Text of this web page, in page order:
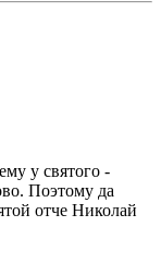
у святого -
Поэтому да
отче Николай